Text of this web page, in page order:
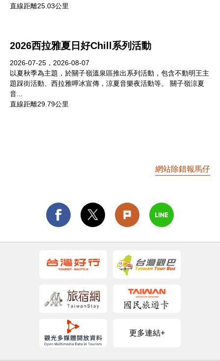
直線距離25.03公里
2026西拉雅夏日好Chill系列活動
2026-07-25，2026-08-07
以夏秋季為主題，於關子嶺溫泉區推出系列活動，包含不動明王主
題踩街活動、西拉雅呷冰宣傳，涼夏音樂夜活動等。 關子嶺涼夏
音...
直線距離29.79公里
網站除錯報馬仔
更多連結+